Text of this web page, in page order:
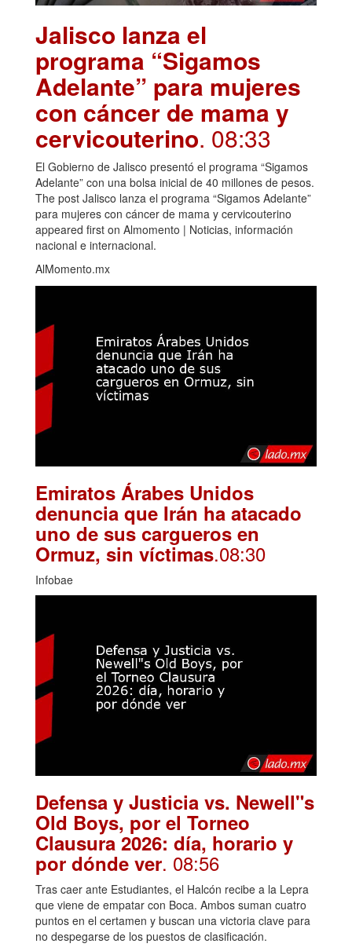
Jalisco lanza el
programa “Sigamos
Adelante” para mujeres
con cáncer de mama y
cervicouterino. 08:33
El Gobierno de Jalisco presentó el programa “Sigamos
Adelante” con una bolsa inicial de 40 millones de pesos.
The post Jalisco lanza el programa “Sigamos Adelante”
para mujeres con cáncer de mama y cervicouterino
appeared first on Almomento | Noticias, información
nacional e internacional.
AlMomento.mx
Emiratos Árabes Unidos
denuncia que Irán ha atacado
uno de sus cargueros en
Ormuz, sin víctimas.08:30
Infobae
Defensa y Justicia vs. Newell"s
Old Boys, por el Torneo
Clausura 2026: día, horario y
por dónde ver. 08:56
Tras caer ante Estudiantes, el Halcón recibe a la Lepra
que viene de empatar con Boca. Ambos suman cuatro
puntos en el certamen y buscan una victoria clave para
no despegarse de los puestos de clasificación.